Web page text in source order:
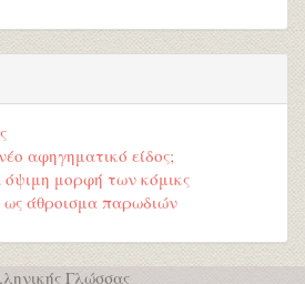
αφηγηματικό είδος;
μορφή των κόμικς
άθροισμα παρωδιών
Γλώσσας